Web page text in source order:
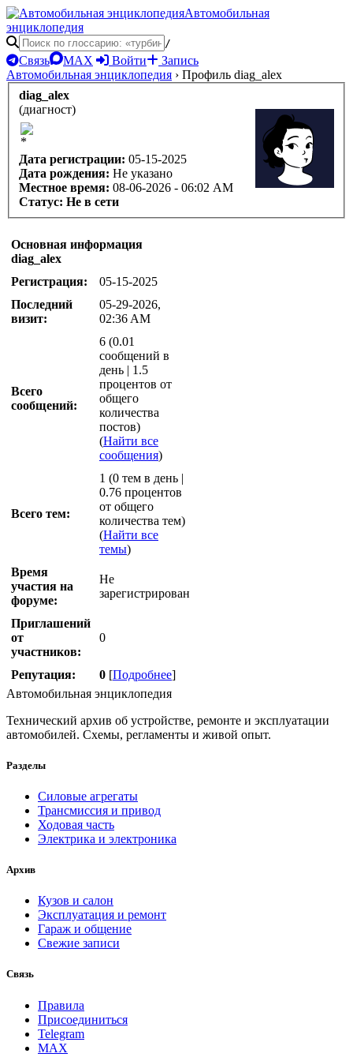
Автомобильная
энциклопедия
/
Связь MAX Войти
Запись
Автомобильная энциклопедия › Профиль diag_alex
diag_alex
(диагност)
Дата регистрации: 05-15-2025
Дата рождения: Не указано
Местное время: 08-06-2026 - 06:02 AM
Статус: Не в сети
Основная информация
diag_alex
Регистрация:
05-15-2025
Последний
визит:
05-29-2026,
02:36 AM
Всего
сообщений:
6 (0.01
сообщений в
день | 1.5
процентов от
общего
количества
постов)
(Найти все
сообщения)
Всего тем:
1 (0 тем в день |
0.76 процентов
от общего
количества тем)
(Найти все
темы)
Время
участия на
форуме:
Не
зарегистрирован
Приглашений
от
участников:
0
Репутация: 0 [Подробнее]
Автомобильная энциклопедия
Технический архив об устройстве, ремонте и эксплуатации
автомобилей. Схемы, регламенты и живой опыт.
Разделы
Силовые агрегаты
Трансмиссия и привод
Ходовая часть
Электрика и электроника
Архив
Кузов и салон
Эксплуатация и ремонт
Гараж и общение
Свежие записи
Связь
Правила
Присоединиться
Telegram
MAX